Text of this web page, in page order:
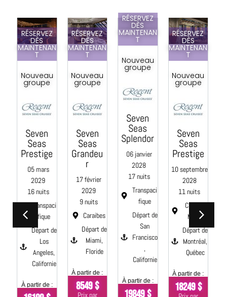
RÉSERVEZ
DÈS
MAINTENAN
T
Nouveau
groupe
Seven
Seas
Grandeu
17 février
2029
9 nuits
Caraibes
Départ de
Miami,
Floride
8549 $
Prix par
RÉSERVEZ
DÈS
MAINTENAN
T
Nouveau
Seven
Seas
Splendor
06 janvier
2028
17 nuits
Transpaci
fique
Départ de
San
Francisco
,
À partir de :
19849 $
RÉSERVEZ
DÈS
MAINTENAN
Nouveau
Seven
Seas
Prestige
10 septembre
2028
11 nuits
Canada,
Maine
Départ de
Montréal,
Québec
18249 $
RÉSERVEZ
DÈS
MAINTENAN
T
Nouveau
groupe
Seven
Seas
Mariner
14 octobre
2028
14 nuits
Transatla
ntique
Départ de
Lisbonne,
Portugal
À partir de :
8349 $